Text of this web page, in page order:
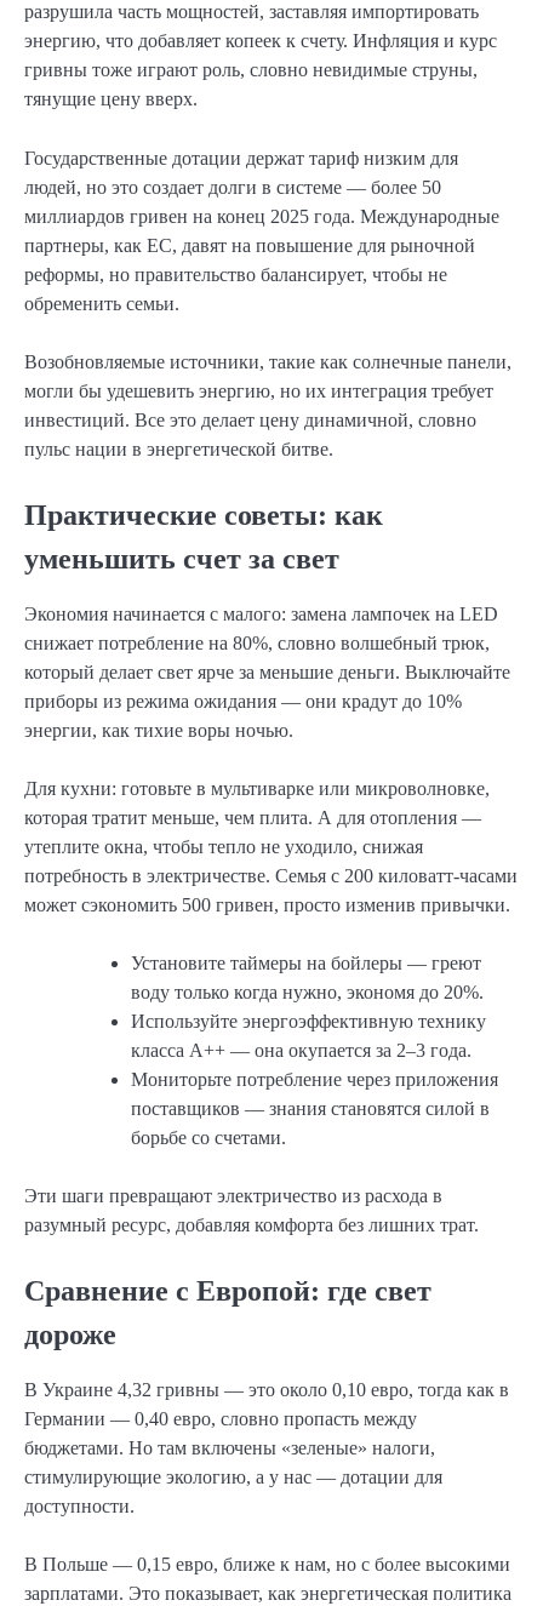
разрушила часть мощностей, заставляя импортировать
энергию, что добавляет копеек к счету. Инфляция и курс
гривны тоже играют роль, словно невидимые струны,
тянущие цену вверх.
Государственные дотации держат тариф низким для
людей, но это создает долги в системе — более 50
миллиардов гривен на конец 2025 года. Международные
партнеры, как ЕС, давят на повышение для рыночной
реформы, но правительство балансирует, чтобы не
обременить семьи.
Возобновляемые источники, такие как солнечные панели,
могли бы удешевить энергию, но их интеграция требует
инвестиций. Все это делает цену динамичной, словно
пульс нации в энергетической битве.
Практические советы: как
уменьшить счет за свет
Экономия начинается с малого: замена лампочек на LED
снижает потребление на 80%, словно волшебный трюк,
который делает свет ярче за меньшие деньги. Выключайте
приборы из режима ожидания — они крадут до 10%
энергии, как тихие воры ночью.
Для кухни: готовьте в мультиварке или микроволновке,
которая тратит меньше, чем плита. А для отопления —
утеплите окна, чтобы тепло не уходило, снижая
потребность в электричестве. Семья с 200 киловатт-часами
может сэкономить 500 гривен, просто изменив привычки.
Установите таймеры на бойлеры — греют
воду только когда нужно, экономя до 20%.
Используйте энергоэффективную технику
класса A++ — она окупается за 2–3 года.
Мониторьте потребление через приложения
поставщиков — знания становятся силой в
борьбе со счетами.
Эти шаги превращают электричество из расхода в
разумный ресурс, добавляя комфорта без лишних трат.
Сравнение с Европой: где свет
дороже
В Украине 4,32 гривны — это около 0,10 евро, тогда как в
Германии — 0,40 евро, словно пропасть между
бюджетами. Но там включены «зеленые» налоги,
стимулирующие экологию, а у нас — дотации для
доступности.
В Польше — 0,15 евро, ближе к нам, но с более высокими
зарплатами. Это показывает, как энергетическая политика